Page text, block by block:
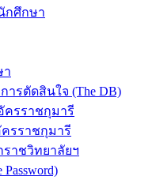
กศึกษา
า
ารตัดสินใจ (The DB)
รราชกุมารี
รราชกุมารี
าชวิทยาลัยฯ